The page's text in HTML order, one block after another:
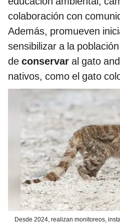
colaboración con
Además, promueven
sensibilizar a la
de conservar al gato
nativos, como el gato
Desde 2024, realizan monitoreos,